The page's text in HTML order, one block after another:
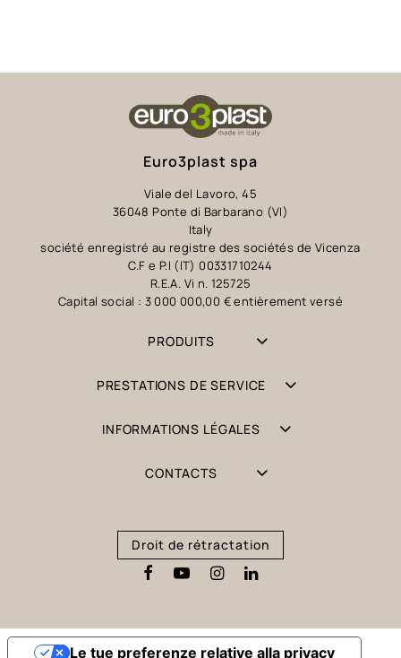
Euro3plast spa
Viale del Lavoro, 45
36048 Ponte di Barbarano (VI)
Italy
société enregistré au registre des sociétés de Vicenza
C.F e P.I (IT) 00331710244
R.E.A. Vi n. 125725
Capital social : 3 000 000,00 € entièrement versé
PRODUITS
PRESTATIONS DE SERVICE
INFORMATIONS LÉGALES
CONTACTS
Droit de rétractation
Le tue preferenze relative alla privacy